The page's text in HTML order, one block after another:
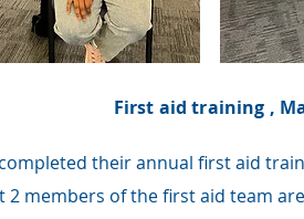
First aid training ,
their annual first aid
2 members of the first aid team